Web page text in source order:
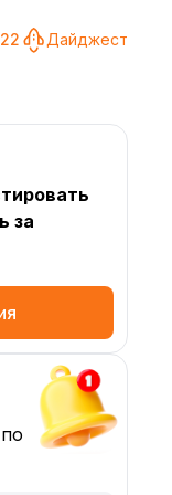
Дайджест
за